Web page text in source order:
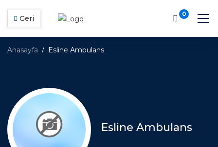
Geri
0
Anasayfa Esline Ambulans
Esline Ambulans